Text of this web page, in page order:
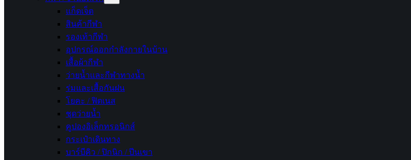
แก็ดเจ็ต
สินค้ากีฬา
รองเท้ากีฬา
อุปกรณ์ออกกำลังกายในบ้าน
เสื้อผ้ากีฬา
ว่ายน้ำและกีฬาทางน้ำ
ร่มและเสื้อกันฝน
โยคะ / ฟิตเนส
ชุดว่ายน้ำ
คูปองอิเล็กทรอนิกส์
กระเป๋าเดินทาง
บาร์บีคิว / ปิกนิก / ปีนเขา